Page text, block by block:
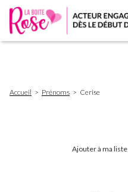
d'Ariane
Accueil Prénoms Cerise
Ajouter à ma liste